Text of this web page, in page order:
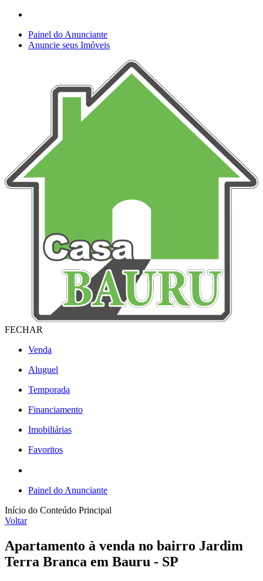
Painel do Anunciante
Anuncie seus Imóveis
FECHAR
Venda
Aluguel
Temporada
Financiamento
Imobiliárias
Favoritos
Painel do Anunciante
Início do Conteúdo Principal
Voltar
Apartamento à venda no bairro Jardim
Terra Branca em Bauru - SP